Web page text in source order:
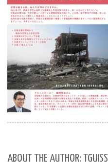
ABOUT THE AUTHOR: TGUISS